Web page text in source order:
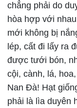
chẳng phải do
hòa hợp với
mới không bị
lép, cất đi lấy ra
được tưới bón,
cội, cành, lá,
Nan Đà! Hạt
phải là lìa duyên